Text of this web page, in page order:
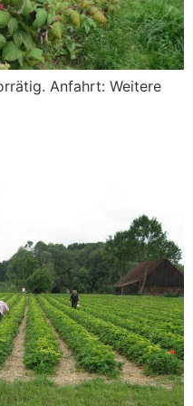
Anfahrt: Weitere